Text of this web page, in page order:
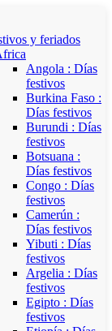
y feriados
Angola : Días
festivos
Burkina Faso :
Días festivos
Burundi : Días
festivos
Botsuana :
Días festivos
Congo : Días
festivos
Camerún :
Días festivos
Yibuti : Días
festivos
Argelia : Días
festivos
Egipto : Días
festivos